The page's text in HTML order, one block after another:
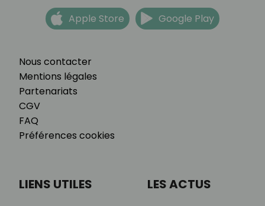
Nous contacter
Mentions légales
Partenariats
CGV
FAQ
Préférences cookies
Apple Store Google Play
LIENS UTILES LES ACTUS